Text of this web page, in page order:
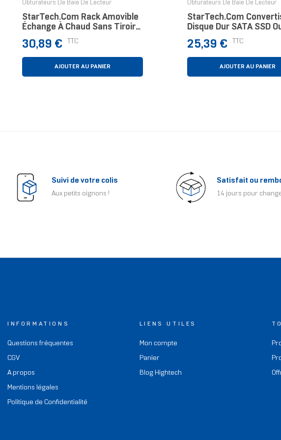
Obturateurs De Baie De Lecteur
StarTech.com Rack Amovible
Échange À Chaud Sans Tiroir
De 5,25 Pouces Pour Disque
Dur SATA De 3,5 Pouces
Prix
30,89 € TTC
AJOUTER AU PANIER
Obturateurs De Baie De Lecteur
StarTech.com
Disque Dur SATA SSD
2.5" Vers SATA 3.5" -
Adaptateur HDD
Prix
25,39 € TTC
AJOUTER AU PANIER
Suivi de votre colis
Aux petits oignons !
Satisfait ou
14 jours pour
INFORMATIONS
Questions fréquentes
CGV
A propos
Mentions légales
Politique de Confidentialité
LIENS UTILES
Mon compte
Panier
Blog Hightech